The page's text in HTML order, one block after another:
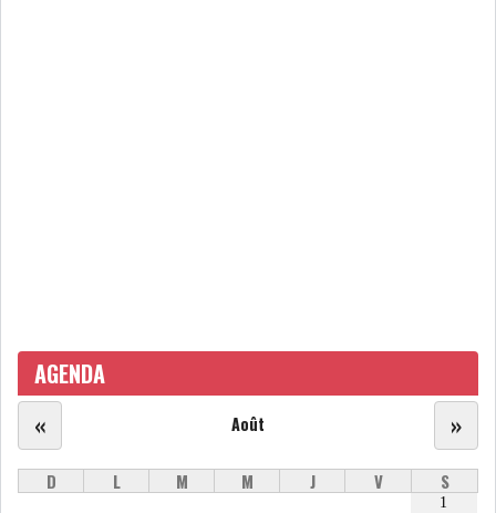
HAUSSE DES BÉNÉFI...
AGENDA
Août
« »
D L M M J V S
1